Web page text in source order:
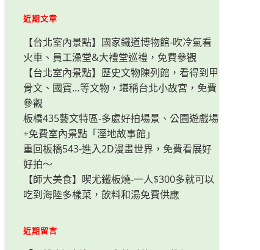
近期文章
【台北室內景點】國家鐵道博物館-吹冷氣看
火車、員工澡堂&大禮堂巡禮，免費參觀
【台北室內景點】歷史文物陳列館，看得到甲
骨文、國寶…等文物，堪稱台北小故宮，免費
參觀
板橋435藝文特區-多處好拍場景、公園遊戲場
+免費室內景點「溼地故事館」
重回板橋543-進入2D漫畫世界，免費看展好
好拍～
【師大美食】喫尤鐵板燒-一人$300多就可以
吃到海陸多樣菜，飲料和湯免費供應
近期留言